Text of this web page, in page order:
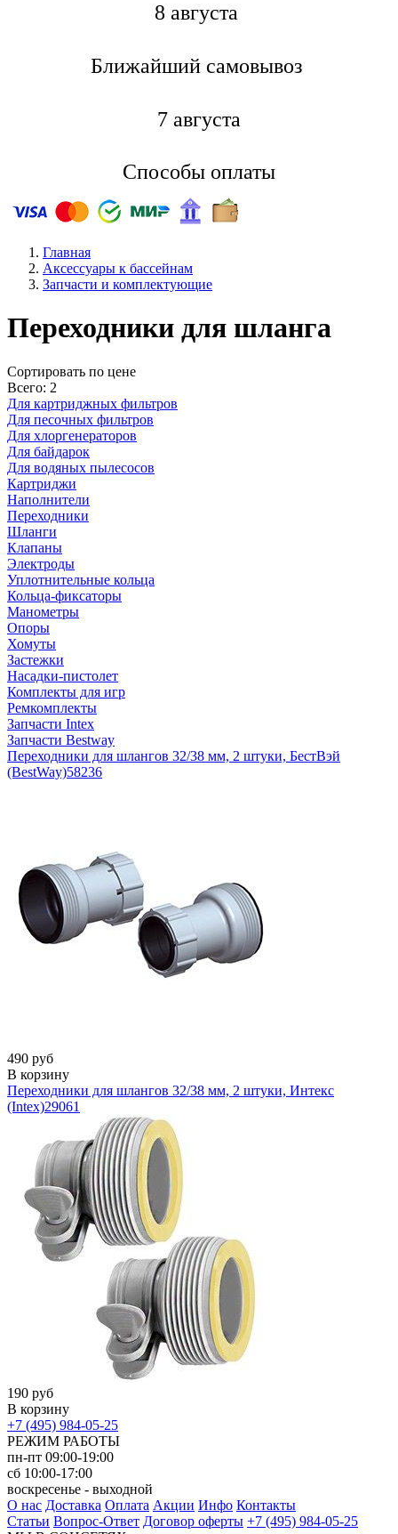
8 августа
Ближайший самовывоз
7 августа
Способы оплаты
Главная
Аксессуары к бассейнам
Запчасти и комплектующие
Переходники для шланга
Cортировать по цене
Всего: 2
Для картриджных фильтров
Для песочных фильтров
Для хлоргенераторов
Для байдарок
Для водяных пылесосов
Картриджи
Наполнители
Переходники
Шланги
Клапаны
Электроды
Уплотнительные кольца
Кольца-фиксаторы
Манометры
Опоры
Хомуты
Застежки
Насадки-пистолет
Комплекты для игр
Ремкомплекты
Запчасти Intex
Запчасти Bestway
Переходники для шлангов 32/38 мм, 2 штуки, БестВэй
(BestWay)58236
490 руб
В корзину
Переходники для шлангов 32/38 мм, 2 штуки, Интекс
(Intex)29061
190 руб
В корзину
+7 (495) 984-05-25
РЕЖИМ РАБОТЫ
пн-пт 09:00-19:00
сб 10:00-17:00
воскресенье - выходной
О нас Доставка Оплата Акции Инфо Контакты
Статьи Вопрос-Ответ Договор оферты +7 (495) 984-05-25